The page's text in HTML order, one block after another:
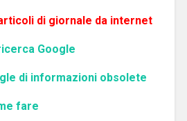
di giornale da internet
Google
di informazioni obsolete
fare